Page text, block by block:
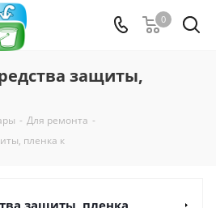
0
защиты,
- Для ремонта -
пленка к
защиты, пленка